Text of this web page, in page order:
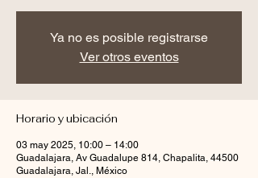
Ya no es posible registrarse
Ver otros eventos
Horario y ubicación
03 may 2025, 10:00 – 14:00
Guadalajara, Av Guadalupe 814, Chapalita, 44500
Guadalajara, Jal., México